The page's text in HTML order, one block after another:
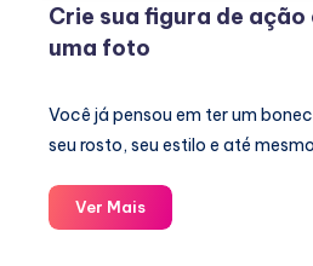
Crie sua figura de ação
uma foto
Você já pensou em ter um
seu rosto, seu estilo e até
Ver MaisCrie
sua